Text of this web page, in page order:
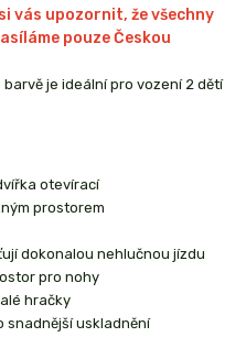
vás upozornit, že všechny
pouze Českou
je ideální pro vození 2 dětí
otevírací
prostorem
dokonalou nehlučnou jízdu
pro nohy
hračky
snadnější uskladnění